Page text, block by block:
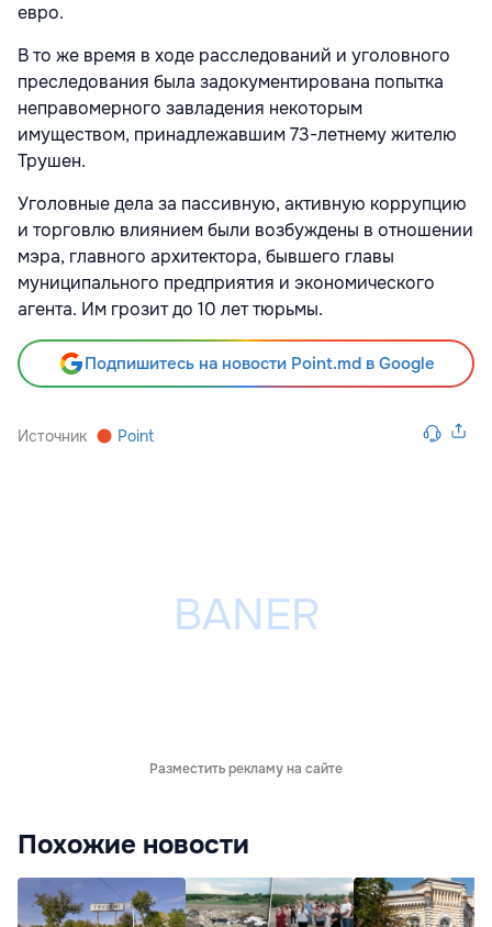
евро.
В то же время в ходе расследований и уголовного
преследования была задокументирована попытка
неправомерного завладения некоторым
имуществом, принадлежавшим 73-летнему жителю
Трушен.
Уголовные дела за пассивную, активную коррупцию
и торговлю влиянием были возбуждены в отношении
мэра, главного архитектора, бывшего главы
муниципального предприятия и экономического
агента. Им грозит до 10 лет тюрьмы.
Подпишитесь на новости Point.md в Google
Источник Point
Разместить рекламу на сайте
Похожие новости